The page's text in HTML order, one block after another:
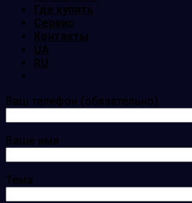
Где купить
Сервис
Контакты
UA
RU
Ваш телефон (обязательно)
Ваше имя
Тема